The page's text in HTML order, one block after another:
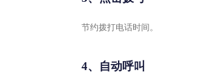
节约拨打电话时间。
4、自动呼叫